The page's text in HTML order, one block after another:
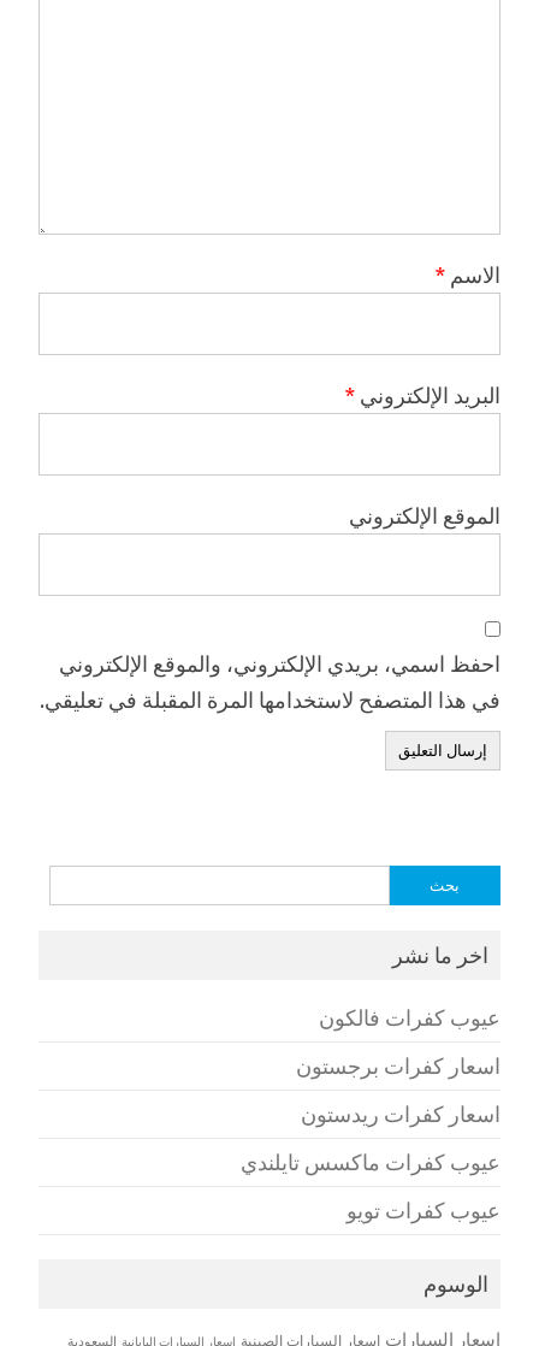
الاسم *
البريد الإلكتروني *
الموقع الإلكتروني
احفظ اسمي، بريدي الإلكتروني، والموقع الإلكتروني
في هذا المتصفح لاستخدامها المرة المقبلة في تعليقي.
البحث
اخر ما نشر
عيوب كفرات فالكون
اسعار كفرات برجستون
اسعار كفرات ريدستون
عيوب كفرات ماكسس تايلندي
عيوب كفرات تويو
الوسوم
اسعار السيارات اسعار السيارات الصينية اسعار السيارات اليابانية السعودية